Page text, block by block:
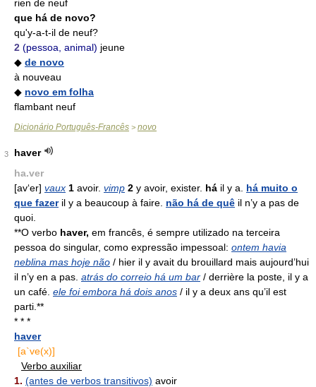
rien de neuf
que há de novo?
qu'y-a-t-il de neuf?
2 (pessoa, animal) jeune
◆ de novo
à nouveau
◆ novo em folha
flambant neuf
Dicionário Português-Francês > novo
3
haver
ha.ver
[av‘er] vaux 1 avoir. vimp 2 y avoir, exister. há il y a. há muito o
que fazeril y a beaucoup à faire. não há de quê il n’y a pas de
quoi.
**O verbo haver, em francês, é sempre utilizado na terceira
pessoa do singular, como expressão impessoal: ontem havia
neblina mas hoje não / hier il y avait du brouillard mais aujourd’hui
il n’y en a pas. atrás do correio há um bar / derrière la poste, il y a
un café. ele foi embora há dois anos / il y a deux ans qu’il est
parti.**
* * *
haver
[a`ve(x)]
Verbo auxiliar
1. (antes de verbos transitivos) avoir